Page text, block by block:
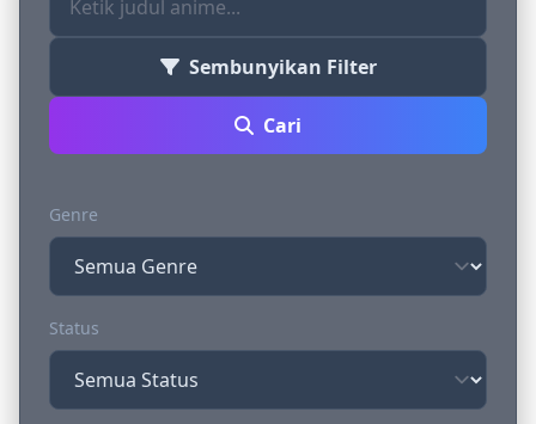
Sembunyikan Filter
Cari
Genre
Status